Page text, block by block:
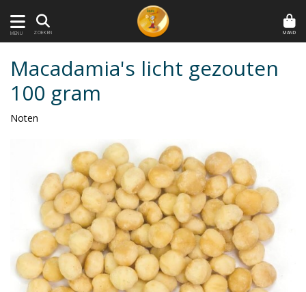
MENU ZOEKEN MAND
Macadamia's licht gezouten
100 gram
Noten